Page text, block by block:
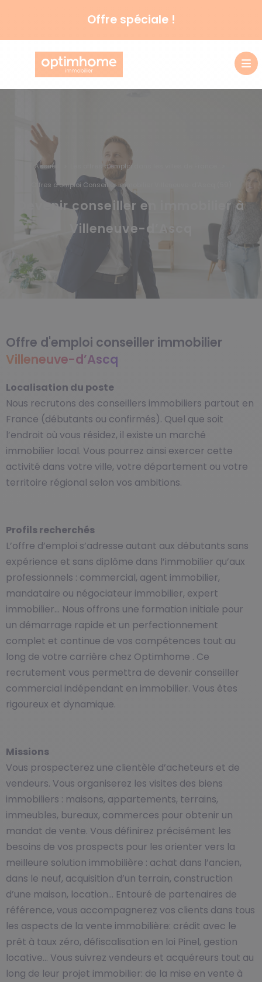
Offre spéciale !
Accueil
Les offres d’emploi dans les villes de France
Offres d’emploi Conseiller immobilier Villeneuve-d’Ascq (59)
Devenir conseiller en immobilier à
Villeneuve-d’Ascq
Offre d'emploi conseiller immobilier
Villeneuve-d’Ascq
Localisation du poste
Nous recrutons des conseillers immobiliers partout en
France (débutants ou confirmés). Quel que soit
l’endroit où vous résidez, il existe un marché
immobilier local. Vous pourrez ainsi exercer cette
activité dans votre ville, votre département ou votre
territoire régional selon vos ambitions.
Profils recherchés
L’offre d’emploi s’adresse autant aux débutants sans
expérience et sans diplôme dans l’immobilier qu’aux
professionnels : commercial, agent immobilier,
mandataire ou négociateur immobilier, expert
immobilier… Nous offrons une formation initiale pour
un démarrage rapide et un perfectionnement
complet et continue de vos compétences tout au
long de votre carrière chez Optimhome . Ce
recrutement vous permettra de devenir conseiller
commercial indépendant en immobilier. Vous êtes
rigoureux et dynamique.
Missions
Vous prospecterez une clientèle d’acheteurs et de
vendeurs. Vous organiserez les visites des biens
immobiliers : maisons, appartements, terrains,
immeubles, bureaux, commerces pour obtenir un
mandat de vente. Vous définirez précisément les
besoins de vos prospects pour les orienter vers la
meilleure solution immobilière : achat dans l’ancien,
dans le neuf, acquisition d’un terrain, construction
d’une maison, location… Entouré de partenaires de
référence, vous accompagnerez vos clients dans tous
les aspects de la vente immobilière: crédit avec le
prêt à taux zéro, défiscalisation en loi Pinel, gestion
locative… Vous suivrez vendeurs et acquéreurs tout au
long de leur projet immobilier: de la mise en vente à